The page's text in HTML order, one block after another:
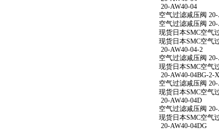
20-AW40-04
空气过滤减压阀 20-
空气过滤减压阀 20-
现货日本SMC空气
现货日本SMC空气
20-AW40-04-2
空气过滤减压阀
现货日本SMC空气
20-AW40-04BG-2-
空气过滤减压阀
现货日本SMC空气
20-AW40-04D
空气过滤减压阀
现货日本SMC空气
20-AW40-04DG